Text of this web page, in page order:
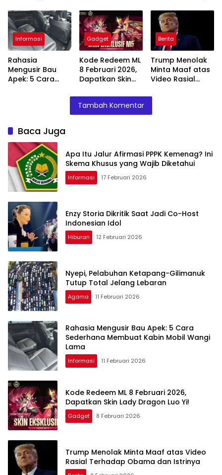
yang Wajib
Diketahui
Lebaran
Informasi
Rahasia
Mengusir Bau
Apek: 5 Cara
Gadget
Kode Redeem ML
8 Februari 2026,
Dapatkan Skin
Yi!
Berita
Trump Menolak
Minta Maaf atas
Video Rasial
Obama dan
Tambah Komentar
Baca Juga
Apa Itu Jalur Afirmasi PPPK Kemenag? Ini
Skema Khusus yang Wajib Diketahui
Informasi 17 Februari 2026
Enzy Storia Dikritik Saat Jadi Co-Host
Indonesian Idol
Hiburan 12 Februari 2026
Nyepi, Pelabuhan Ketapang-Gilimanuk
Tutup Total Jelang Lebaran
Agama 11 Februari 2026
Rahasia Mengusir Bau Apek: 5 Cara
Sederhana Membuat Kabin Mobil Wangi
Lama
Informasi 11 Februari 2026
Kode Redeem ML 8 Februari 2026,
Dapatkan Skin Lady Dragon Luo Yi!
Gadget 8 Februari 2026
Trump Menolak Minta Maaf atas Video
Rasial Terhadap Obama dan Istrinya